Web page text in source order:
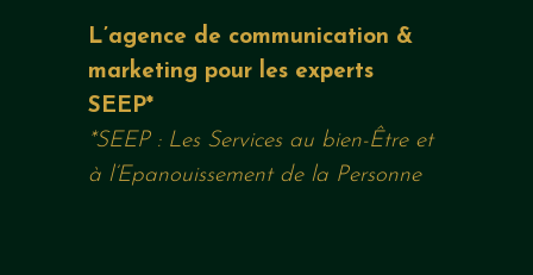
L’agence de communication &
marketing pour les experts
SEEP*
*SEEP : Les Services au bien-Être et
à l’Epanouissement de la Personne